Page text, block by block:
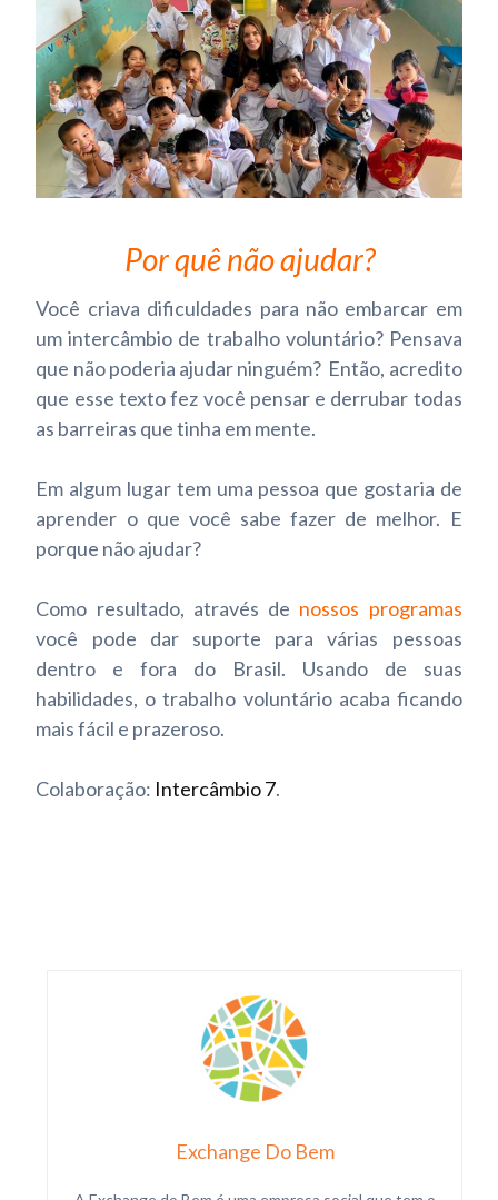
Por quê não ajudar?
Você criava dificuldades para não embarcar em
um intercâmbio de trabalho voluntário? Pensava
que não poderia ajudar ninguém? Então, acredito
que esse texto fez você pensar e derrubar todas
as barreiras que tinha em mente.
Em algum lugar tem uma pessoa que gostaria de
aprender o que você sabe fazer de melhor. E
porque não ajudar?
Como resultado, através de nossos programas
você pode dar suporte para várias pessoas
dentro e fora do Brasil. Usando de suas
habilidades, o trabalho voluntário acaba ficando
mais fácil e prazeroso.
Colaboração: Intercâmbio 7.
Exchange Do Bem